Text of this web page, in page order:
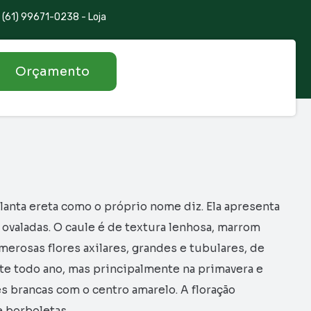
(61) 99671-0238 - Loja
Orçamento
ereta como o próprio nome diz. Ela apresenta
O caule é de textura lenhosa, marrom
flores axilares, grandes e tubulares, de
todo ano, mas principalmente na primavera e
com o centro amarelo. A floração